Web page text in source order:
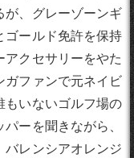
が、グレーゾーンギ
ゴールド免許を保持
クセサリーをやた
ガファンで元ネイビ
もいないゴルフ場の
ーを聞きながら、
レンシアオレンジ